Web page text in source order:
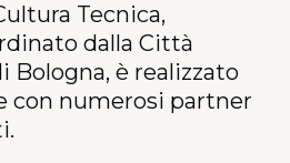
Tecnica,
dalla Città
è realizzato
con numerosi partner